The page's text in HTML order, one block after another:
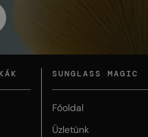
SUNGLASS MAGIC
Főoldal
Üzletünk